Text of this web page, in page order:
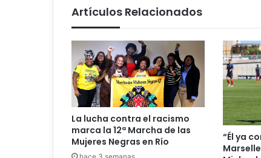
Artículos Relacionados
La lucha contra el racismo
marca la 12ª Marcha de las
Mujeres Negras en Río
“Él ya